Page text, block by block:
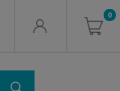
0